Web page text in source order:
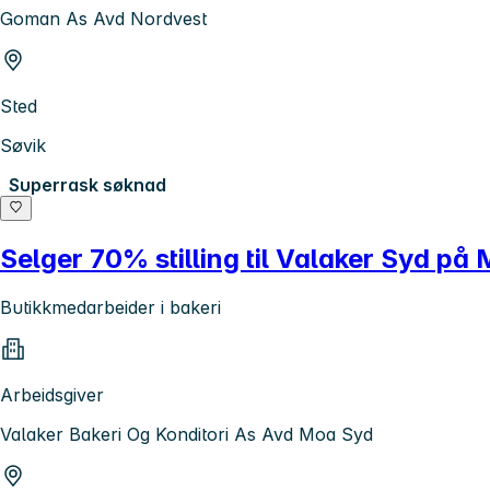
Goman As Avd Nordvest
Sted
Søvik
Superrask søknad
Selger 70% stilling til Valaker Syd på
Butikkmedarbeider i bakeri
Arbeidsgiver
Valaker Bakeri Og Konditori As Avd Moa Syd